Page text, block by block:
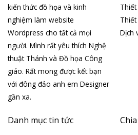
kiến thức đồ họa và kinh
nghiệm làm website
Wordpress cho tất cả mọi
người. Mình rất yêu thích Nghệ
thuật Thánh và Đồ họa Công
giáo. Rất mong được kết bạn
với đông đảo anh em Designer
gần xa.
Dịch
Danh mục tin tức